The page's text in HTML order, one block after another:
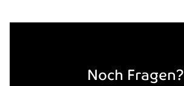
Noch Fragen?